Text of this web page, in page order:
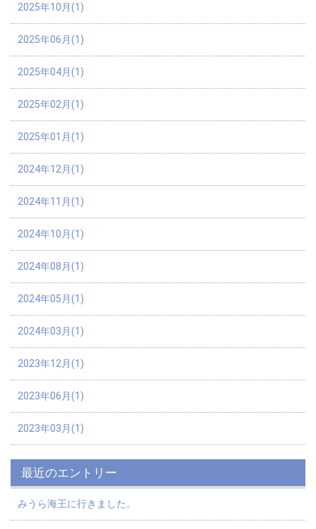
2025年10月(1)
2025年06月(1)
2025年04月(1)
2025年02月(1)
2025年01月(1)
2024年12月(1)
2024年11月(1)
2024年10月(1)
2024年08月(1)
2024年05月(1)
2024年03月(1)
2023年12月(1)
2023年06月(1)
2023年03月(1)
最近のエントリー
みうら海王に行きました。